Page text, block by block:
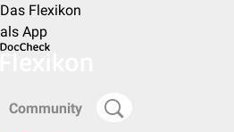
Das Flexikon
als App
Community